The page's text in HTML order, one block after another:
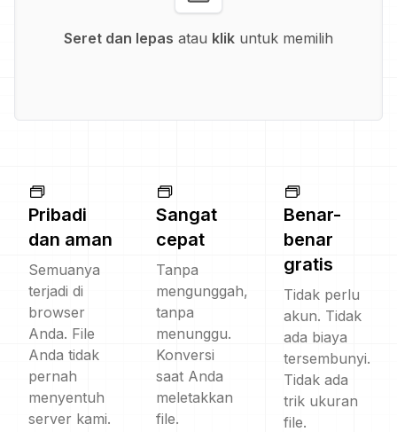
Seret dan lepas atau klik untuk memilih
Pribadi
dan aman
Semuanya
terjadi di
browser
Anda. File
Anda tidak
pernah
menyentuh
server kami.
Sangat
cepat
Tanpa
mengunggah,
tanpa
menunggu.
Konversi
saat Anda
meletakkan
file.
Benar-
benar
gratis
Tidak perlu
akun. Tidak
ada biaya
tersembunyi.
Tidak ada
trik ukuran
file.